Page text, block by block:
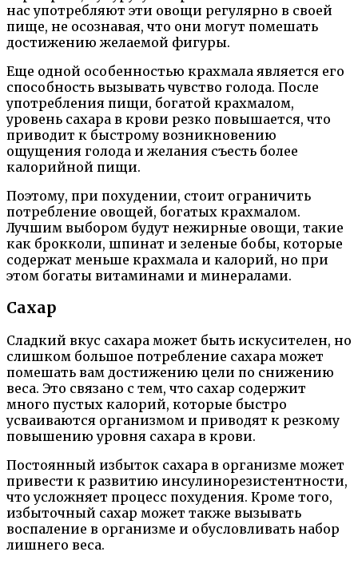
нас употребляют эти овощи регулярно в своей
пище, не осознавая, что они могут помешать
достижению желаемой фигуры.
Еще одной особенностью крахмала является его
способность вызывать чувство голода. После
употребления пищи, богатой крахмалом,
уровень сахара в крови резко повышается, что
приводит к быстрому возникновению
ощущения голода и желания съесть более
калорийной пищи.
Поэтому, при похудении, стоит ограничить
потребление овощей, богатых крахмалом.
Лучшим выбором будут нежирные овощи, такие
как брокколи, шпинат и зеленые бобы, которые
содержат меньше крахмала и калорий, но при
этом богаты витаминами и минералами.
Сахар
Сладкий вкус сахара может быть искусителен, но
слишком большое потребление сахара может
помешать вам достижению цели по снижению
веса. Это связано с тем, что сахар содержит
много пустых калорий, которые быстро
усваиваются организмом и приводят к резкому
повышению уровня сахара в крови.
Постоянный избыток сахара в организме может
привести к развитию инсулинорезистентности,
что усложняет процесс похудения. Кроме того,
избыточный сахар может также вызывать
воспаление в организме и обусловливать набор
лишнего веса.